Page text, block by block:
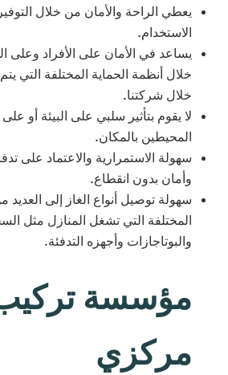
يعطي الراحة والأمان من خلال
الاستخدام.
يساعد في الأمان على الأفراد وعلى
خلال أنظمة الحماية المختلفة التي
خلال شركتنا.
لا يقوم بتأثير سلبي على البيئة أو على
المحيطين بالمكان.
سهولة الاستمرارية والاعتماد على
وأمان بدون انقطاع.
سهولة توصيل أنواع الغاز إلى العديد
المختلفة التي تشغل المنازل مثل
والبوتاجازات وأجهزه التدفئة.
مؤسسة
مركزي